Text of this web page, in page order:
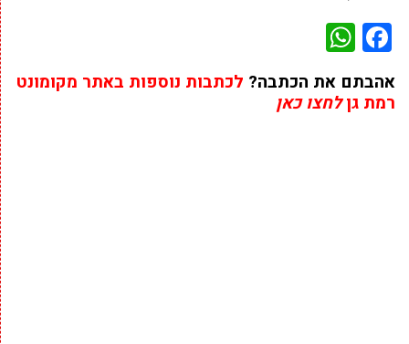
Facebook
אהבתם את הכתבה? לכתבות נוספות באתר מקומונט
רמת גןלחצו כאן